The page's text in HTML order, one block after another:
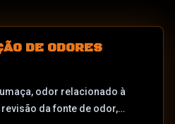
DE ODORES
odor relacionado à
da fonte de odor,